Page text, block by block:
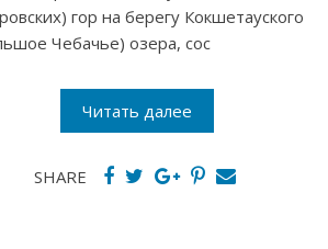
гор на берегу Кокшетауского
Чебачье) озера, сос
Читать далее
SHARE